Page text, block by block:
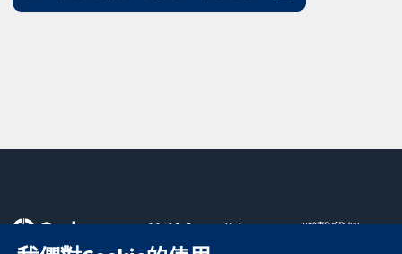
11-13 Cavendish
Square
聯繫我們